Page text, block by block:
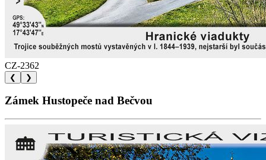
CZ-2362
❮ ❯
Zámek Hustopeče nad Bečvou